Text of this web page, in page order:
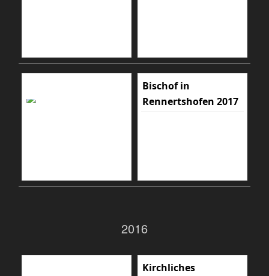
Bischof in
Rennertshofen 2017
2016
Kirchliches